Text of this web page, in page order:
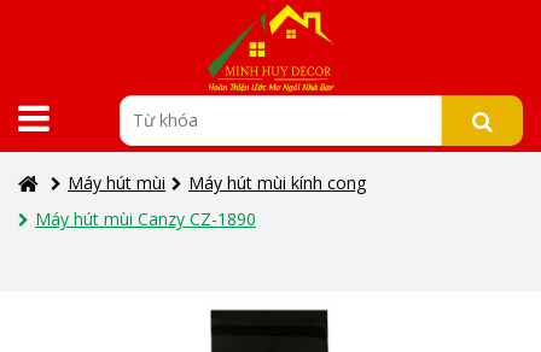
Máy hút mùi
Máy hút mùi kính cong
Máy hút mùi Canzy CZ-1890